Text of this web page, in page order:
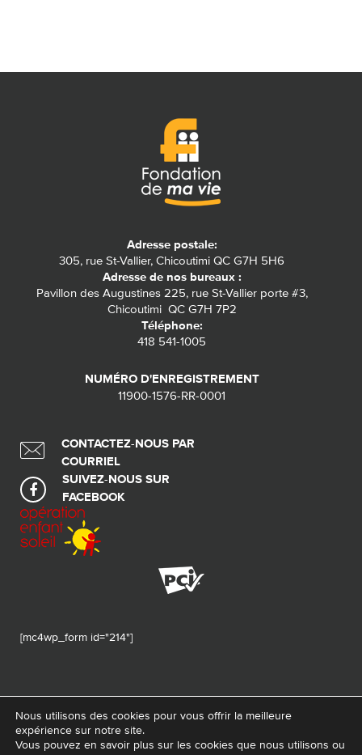
Adresse postale:
305, rue St-Vallier, Chicoutimi QC G7H 5H6
Adresse de nos bureaux :
Pavillon des Augustines 225, rue St-Vallier porte #3,
Chicoutimi QC G7H 7P2
Téléphone:
418 541-1005
NUMÉRO D'ENREGISTREMENT
11900-1576-RR-0001
CONTACTEZ-NOUS PAR
COURRIEL
SUIVEZ-NOUS SUR
FACEBOOK
[mc4wp_form id="214"]
© 2026 Tous droits réservés - Fondation de ma vie – Pour la santé de la
Nous utilisons des cookies pour vous offrir la meilleure
expérience sur notre site.
Vous pouvez en savoir plus sur les cookies que nous utilisons ou